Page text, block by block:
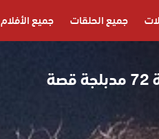
جميع الحلقات جميع الأفلام
مسلسل هذا العالم لا يسعني الحلقة 72 مدبلجة قصة